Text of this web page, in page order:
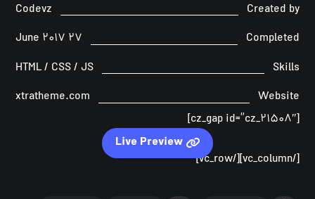
Created by
Codevz
Completed
۲۷ June ۲۰۱۷
Skills
HTML / CSS / JS
Website
xtratheme.com
[cz_gap id=”cz_۲۱۵۰۸″]
Live Preview
[/vc_column][/vc_row]